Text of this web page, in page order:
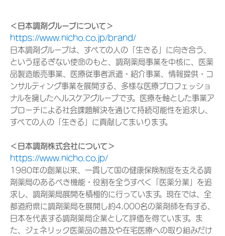
＜日本調剤グループについて＞
https://www.nicho.co.jp/brand/
日本調剤グループは、すべての人の「生きる」に向き合う、
という揺るぎない使命のもと、調剤薬局事業を中核に、医薬
品製造販売事業、医療従事者派遣・紹介事業、情報提供・コ
ンサルティング事業を展開する、多様な医療プロフェッショ
ナルを擁したヘルスケアグループです。医療を軸とした事業ア
プローチによる社会課題解決を通じて持続可能性を追求し、
すべての人の「生きる」に貢献してまいります。
＜日本調剤株式会社について＞
https://www.nicho.co.jp/
1980年の創業以来、一貫して国の健康保険制度を支える調
剤薬局のあるべき機能・役割を全うすべく「医薬分業」を追
求し、調剤薬局展開を積極的に行っています。現在では、全
都道府県に調剤薬局を展開し約4,000名の薬剤師を有する、
日本を代表する調剤薬局企業として評価を得ています。ま
た、ジェネリック医薬品の普及や在宅医療への取り組みだけ